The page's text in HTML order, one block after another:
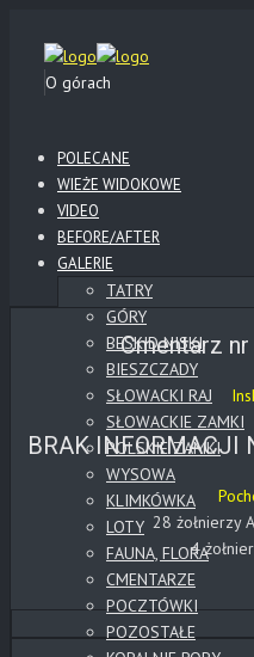
O górach
POLECANE
WIEŻE WIDOKOWE
VIDEO
BEFORE/AFTER
GALERIE
TATRY
GÓRY
BESKID NISKI
BIESZCZADY
SŁOWACKI RAJ
SŁOWACKIE ZAMKI
POLSKIE ZAMKI
WYSOWA
KLIMKÓWKA
LOTY
FAUNA, FLORA
CMENTARZE
POCZTÓWKI
POZOSTAŁE
Cmentarz
BRAK INFORMACJI
28 żołnierzy
4